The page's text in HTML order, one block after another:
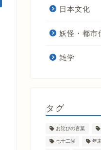
日本文化
妖怪・都市
雑学
タグ
お詫びの言葉
七十二候 年